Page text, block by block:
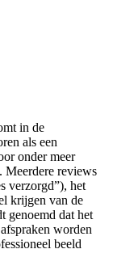
in de
als een
onder meer
Meerdere reviews
verzorgd”), het
krijgen van de
genoemd dat het
worden
beeld